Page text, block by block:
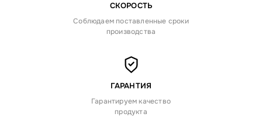
СКОРОСТЬ
Соблюдаем поставленные сроки
производства
ГАРАНТИЯ
Гарантируем качество
продукта